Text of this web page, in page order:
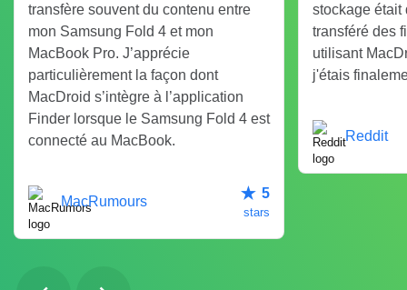
transfère souvent du contenu entre
mon Samsung Fold 4 et mon
MacBook Pro. J’apprécie
particulièrement la façon dont
MacDroid s’intègre à l’application
Finder lorsque le Samsung Fold 4 est
connecté au MacBook.
MacRumours
5
stars
stockage était
transféré des
utilisant
j'étais
Reddit